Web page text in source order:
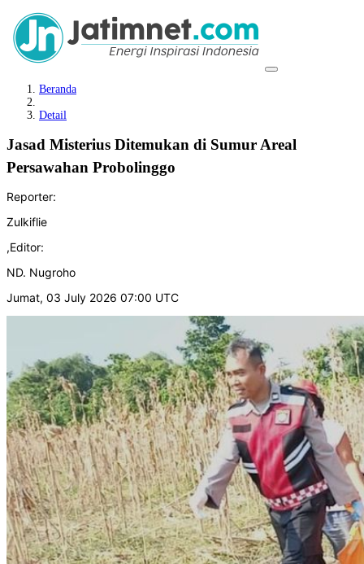
Beranda
Detail
Jasad Misterius Ditemukan di Sumur Areal
Persawahan Probolinggo
Reporter:
Zulkiflie
,Editor:
ND. Nugroho
Jumat, 03 July 2026 07:00 UTC